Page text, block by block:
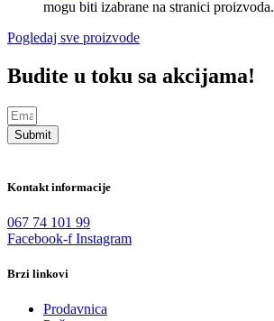
mogu biti izabrane na stranici proizvoda.
Pogledaj sve proizvode
Budite u toku sa akcijama!
Submit
Kontakt informacije
067 74 101 99
Facebook-f Instagram
Brzi linkovi
Prodavnica